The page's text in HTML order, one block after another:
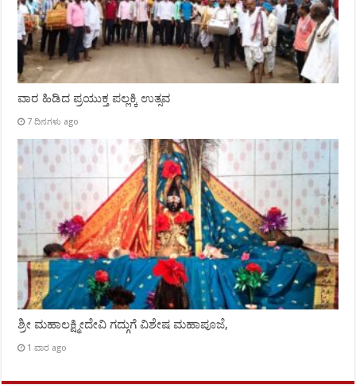
ವಾರ ಹಿಡಿದ ಪ್ರಯುಕ್ತ ಪಲ್ಲಕ್ಕಿ ಉತ್ಸವ
7 ದಿನಗಳು ago
ಶ್ರೀ ಮಹಾಲಕ್ಷ್ಮೀದೇವಿ ಗದ್ಗುಗೆ ವಿಶೇಷ ಮಹಾಪೂಜೆ,
1 ವಾರ ago